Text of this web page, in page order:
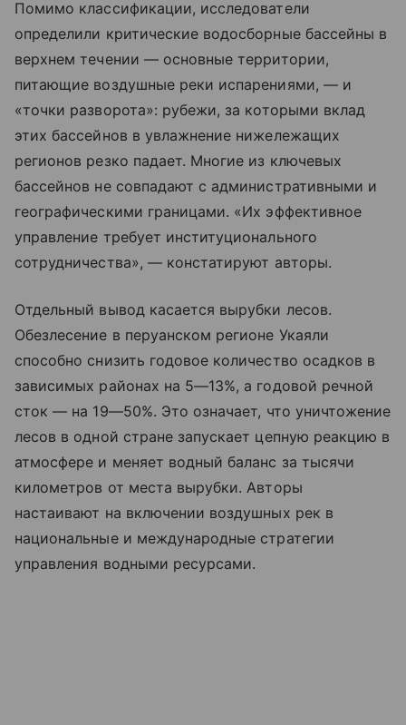
Помимо классификации, исследователи
определили критические водосборные бассейны в
верхнем течении — основные территории,
питающие воздушные реки испарениями, — и
«точки разворота»: рубежи, за которыми вклад
этих бассейнов в увлажнение нижележащих
регионов резко падает. Многие из ключевых
бассейнов не совпадают с административными и
географическими границами. «Их эффективное
управление требует институционального
сотрудничества», — констатируют авторы.
Отдельный вывод касается вырубки лесов.
Обезлесение в перуанском регионе Укаяли
способно снизить годовое количество осадков в
зависимых районах на 5—13%, а годовой речной
сток — на 19—50%. Это означает, что уничтожение
лесов в одной стране запускает цепную реакцию в
атмосфере и меняет водный баланс за тысячи
километров от места вырубки. Авторы
настаивают на включении воздушных рек в
национальные и международные стратегии
управления водными ресурсами.